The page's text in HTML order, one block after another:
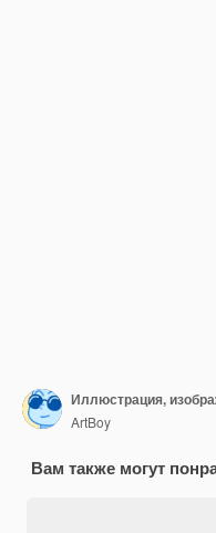
ArtBoy
Вам также могут